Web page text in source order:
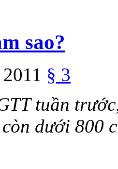
sao?
§ 3
tuần
dưới 800